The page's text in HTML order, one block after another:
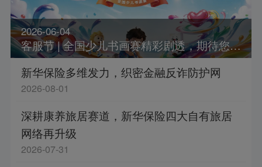
2026-06-04
客服节 | 全国少儿书画赛精彩剧透，期待您的参加！
新华保险多维发力，织密金融反诈防护网
2026-08-01
深耕康养旅居赛道，新华保险四大自有旅居
网络再升级
2026-07-31